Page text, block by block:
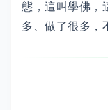
態，這叫學佛，
多、做了很多，